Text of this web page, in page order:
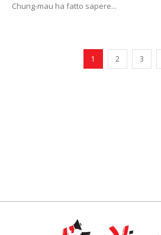
Chung-mau ha fatto sapere...
1 2 3